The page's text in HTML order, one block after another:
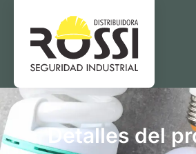
Detalles del